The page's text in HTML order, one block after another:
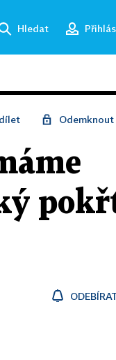
Hledat
Odemknout